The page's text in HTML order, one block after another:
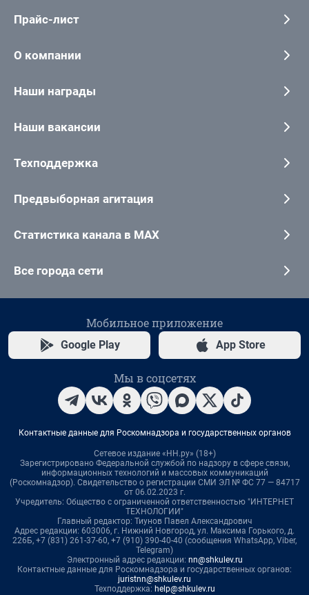
Прайс-лист
О компании
Наши награды
Наши вакансии
Техподдержка
Предвыборная агитация
Статистика канала в MAX
Все города сети
Мобильное приложение
Google Play App Store
Мы в соцсетях
Контактные данные для Роскомнадзора и государственных органов
Сетевое издание «НН.ру» (18+)
Зарегистрировано Федеральной службой по надзору в сфере связи,
информационных технологий и массовых коммуникаций
(Роскомнадзор). Свидетельство о регистрации СМИ ЭЛ № ФС 77 — 84717
от 06.02.2023 г.
Учредитель: Общество с ограниченной ответственностью "ИНТЕРНЕТ
ТЕХНОЛОГИИ"
Главный редактор: Тиунов Павел Александрович
Адрес редакции: 603006, г. Нижний Новгород, ул. Максима Горького, д.
226Б, +7 (831) 261-37-60, +7 (910) 390-40-40 (сообщения WhatsApp, Viber,
Telegram)
Электронный адрес редакции: nn@shkulev.ru
Контактные данные для Роскомнадзора и государственных органов:
juristnn@shkulev.ru
Техподдержка: help@shkulev.ru